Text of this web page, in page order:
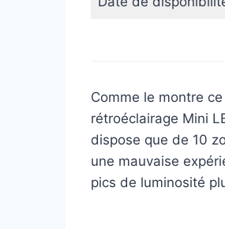
Comme le montre
rétroéclairage Mini
dispose que de 10
une mauvaise
pics de luminosité